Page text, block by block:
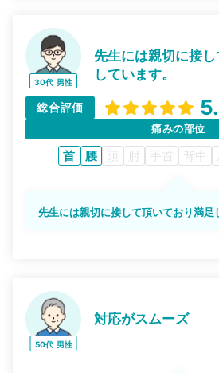
30代 男性
先生には親切に接
しています。
総合評価
痛みの部位
首 腰 頭 肘 手首 背中
先生には親切に接して頂いており満足
50代 男性
対応がスムーズ